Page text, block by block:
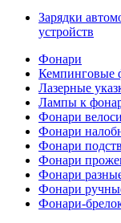
Зарядки
устройств
Фонари
Кемпинговые
Лазерные
Лампы к
Фонари
Фонари
Фонари
Фонари
Фонари
Фонари
Фонари-